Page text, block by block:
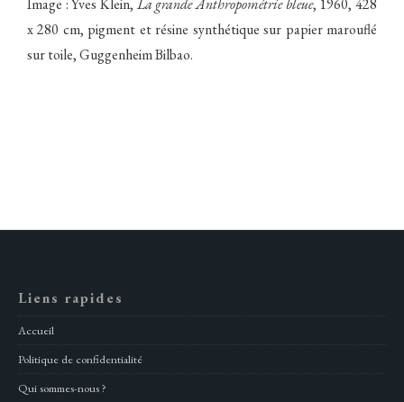
Image : Yves Klein, La grande Anthropométrie bleue, 1960, 428
x 280 cm, pigment et résine synthétique sur papier marouflé
sur toile, Guggenheim Bilbao.
Liens rapides
Accueil
Politique de confidentialité
Qui sommes-nous ?